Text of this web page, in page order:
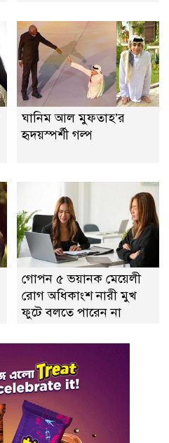
ঘানিম আল মুফতাহ’র
হৃদয়স্পর্শী গল্প
গোপন ৫ ভয়ানক মেয়েলী
রোগ অধিকাংশ নারী মুখ
ফুটে বলতে পারেন না